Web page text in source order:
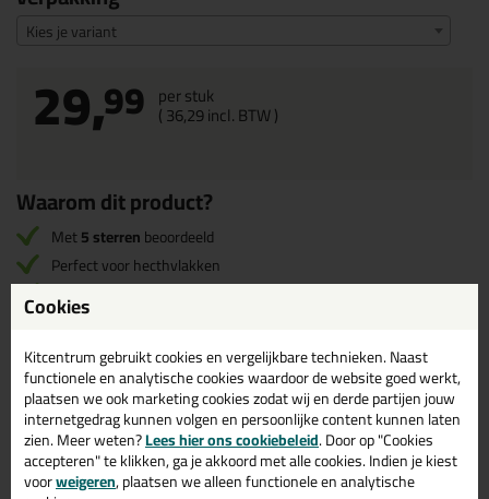
Kies je variant
29,99 per stuk
(36,29incl. BTW )
Waarom dit product?
Met5 sterrenbeoordeeld
Perfect voor hecthvlakken
Snelle droging
Verbetert de hechting
Omschrijving Specificaties
Reviews (1)
De Sika® Primer-210 is een kleurloos tot geelachtige primer op
basis van oplosmiddel, die reageert met vocht en daardoor een
film vormt. Deze film dient als link of verbinding tussen het
Cookies
Kitcentrum gebruikt cookies en vergelijkbare technieken. Naast
functionele en analytische cookies waardoor de website goed werkt,
plaatsen we ook marketing cookies zodat wij en derde partijen jouw
internetgedrag kunnen volgen en persoonlijke content kunnen laten
zien. Meer weten?Lees hier ons cookiebeleid. Door op "Cookies
accepteren" te klikken, ga je akkoord met alle cookies. Indien je kiest
voorweigeren, plaatsen we alleen functionele en analytische